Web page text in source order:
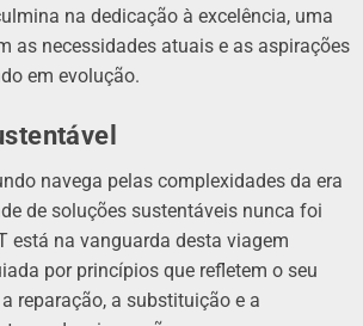
na dedicação à excelência, uma
as necessidades atuais e as aspirações
em evolução.
navega pelas complexidades da era
de soluções sustentáveis ​​nunca foi
está na vanguarda desta viagem
por princípios que refletem o seu
reparação, a substituição e a